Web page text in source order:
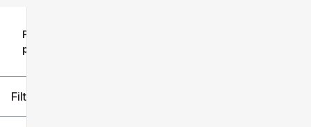
Filtrar
por
Filtros aplicados (2)